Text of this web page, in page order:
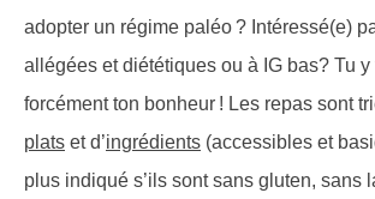
adopter un régime paléo ? Intéressé(e)
allégées et diététiques ou à IG bas? Tu y
forcément ton bonheur ! Les repas sont
plats et d’ingrédients (accessibles et
plus indiqué s’ils sont sans gluten, sans